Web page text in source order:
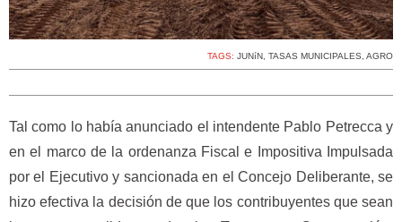
TAGS: JUNíN, TASAS MUNICIPALES, AGRO
Tal como lo había anunciado el intendente Pablo Petrecca y
en el marco de la ordenanza Fiscal e Impositiva Impulsada
por el Ejecutivo y sancionada en el Concejo Deliberante, se
hizo efectiva la decisión de que los contribuyentes que sean